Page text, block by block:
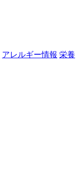
アレルギー情報 栄養